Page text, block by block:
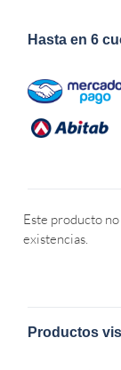
Hasta en 6
Este producto
existencias.
Productos